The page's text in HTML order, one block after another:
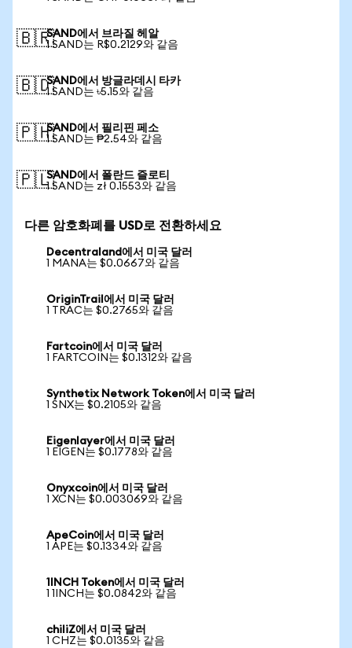
🇧🇷SAND에서 브라질 헤알
1 SAND는 R$0.2129와 같음
🇧🇩SAND에서 방글라데시 타카
1 SAND는 ৳5.15와 같음
🇵🇭SAND에서 필리핀 페소
1 SAND는 ₱2.54와 같음
🇵🇱SAND에서 폴란드 즐로티
1 SAND는 zł 0.1553와 같음
다른 암호화폐를 USD로 전환하세요
Decentraland에서 미국 달러
1 MANA는 $0.0667와 같음
OriginTrail에서 미국 달러
1 TRAC는 $0.2765와 같음
Fartcoin에서 미국 달러
1 FARTCOIN는 $0.1312와 같음
Synthetix Network Token에서 미국 달러
1 SNX는 $0.2105와 같음
Eigenlayer에서 미국 달러
1 EIGEN는 $0.1778와 같음
Onyxcoin에서 미국 달러
1 XCN는 $0.003069와 같음
ApeCoin에서 미국 달러
1 APE는 $0.1334와 같음
1INCH Token에서 미국 달러
1 1INCH는 $0.0842와 같음
chiliZ에서 미국 달러
1 CHZ는 $0.0135와 같음